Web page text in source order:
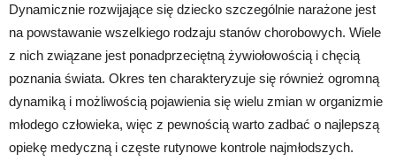
Dynamicznie rozwijające się dziecko szczególnie narażone jest
na powstawanie wszelkiego rodzaju stanów chorobowych. Wiele
z nich związane jest ponadprzeciętną żywiołowością i chęcią
poznania świata. Okres ten charakteryzuje się również ogromną
dynamiką i możliwością pojawienia się wielu zmian w organizmie
młodego człowieka, więc z pewnością warto zadbać o najlepszą
opiekę medyczną i częste rutynowe kontrole najmłodszych.